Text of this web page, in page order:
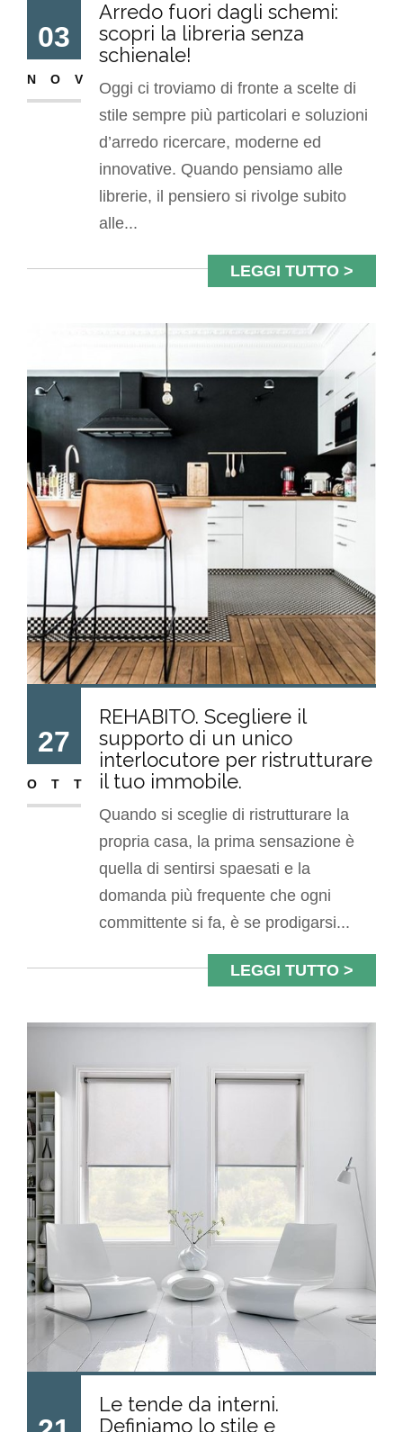
03
NOV
Arredo fuori dagli schemi:
scopri la libreria senza
schienale!
Oggi ci troviamo di fronte a scelte di
stile sempre più particolari e soluzioni
d’arredo ricercare, moderne ed
innovative. Quando pensiamo alle
librerie, il pensiero si rivolge subito
alle...
LEGGI TUTTO >
27
OTT
REHABITO. Scegliere il
supporto di un unico
interlocutore per ristrutturare
il tuo immobile.
Quando si sceglie di ristrutturare la
propria casa, la prima sensazione è
quella di sentirsi spaesati e la
domanda più frequente che ogni
committente si fa, è se prodigarsi...
LEGGI TUTTO >
Le tende da interni.
Definiamo lo stile e